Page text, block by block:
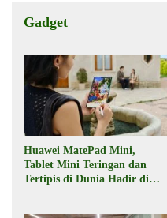
Gadget
Huawei MatePad Mini,
Tablet Mini Teringan dan
Tertipis di Dunia Hadir di